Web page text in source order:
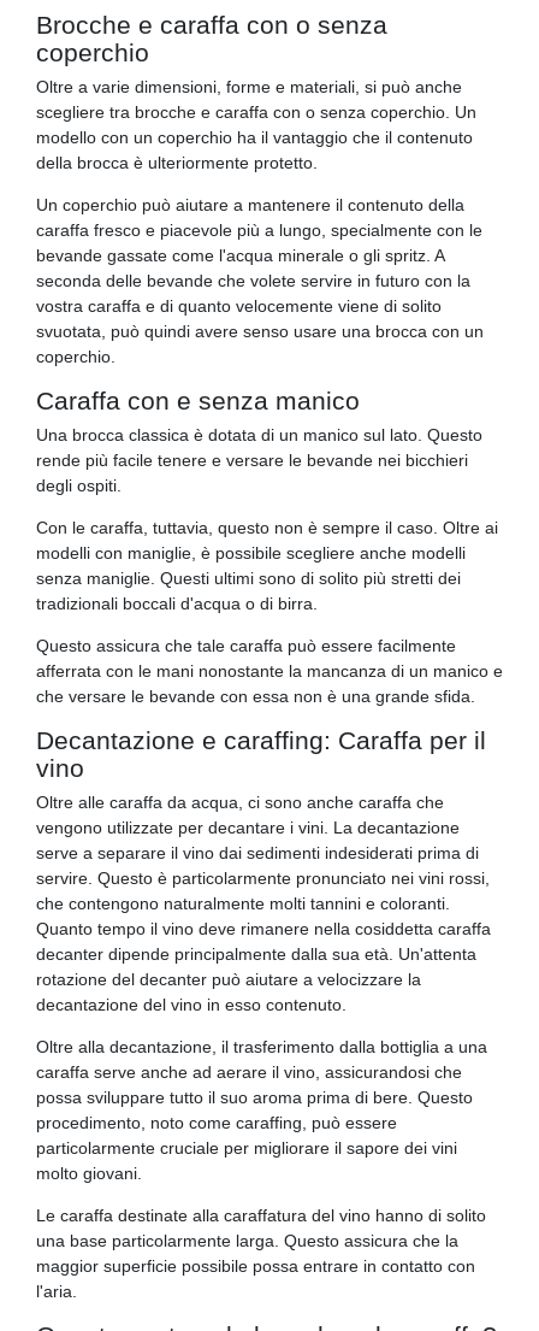
Brocche e caraffa con o senza
coperchio
Oltre a varie dimensioni, forme e materiali, si può anche
scegliere tra brocche e caraffa con o senza coperchio. Un
modello con un coperchio ha il vantaggio che il contenuto
della brocca è ulteriormente protetto.
Un coperchio può aiutare a mantenere il contenuto della
caraffa fresco e piacevole più a lungo, specialmente con le
bevande gassate come l'acqua minerale o gli spritz. A
seconda delle bevande che volete servire in futuro con la
vostra caraffa e di quanto velocemente viene di solito
svuotata, può quindi avere senso usare una brocca con un
coperchio.
Caraffa con e senza manico
Una brocca classica è dotata di un manico sul lato. Questo
rende più facile tenere e versare le bevande nei bicchieri
degli ospiti.
Con le caraffa, tuttavia, questo non è sempre il caso. Oltre ai
modelli con maniglie, è possibile scegliere anche modelli
senza maniglie. Questi ultimi sono di solito più stretti dei
tradizionali boccali d'acqua o di birra.
Questo assicura che tale caraffa può essere facilmente
afferrata con le mani nonostante la mancanza di un manico e
che versare le bevande con essa non è una grande sfida.
Decantazione e caraffing: Caraffa per il
vino
Oltre alle caraffa da acqua, ci sono anche caraffa che
vengono utilizzate per decantare i vini. La decantazione
serve a separare il vino dai sedimenti indesiderati prima di
servire. Questo è particolarmente pronunciato nei vini rossi,
che contengono naturalmente molti tannini e coloranti.
Quanto tempo il vino deve rimanere nella cosiddetta caraffa
decanter dipende principalmente dalla sua età. Un'attenta
rotazione del decanter può aiutare a velocizzare la
decantazione del vino in esso contenuto.
Oltre alla decantazione, il trasferimento dalla bottiglia a una
caraffa serve anche ad aerare il vino, assicurandosi che
possa sviluppare tutto il suo aroma prima di bere. Questo
procedimento, noto come caraffing, può essere
particolarmente cruciale per migliorare il sapore dei vini
molto giovani.
Le caraffa destinate alla caraffatura del vino hanno di solito
una base particolarmente larga. Questo assicura che la
maggior superficie possibile possa entrare in contatto con
l'aria.